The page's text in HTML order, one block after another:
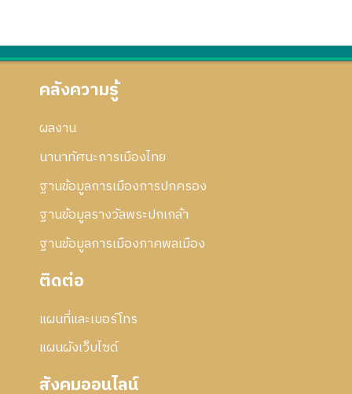
คลังความรู้
ผลงาน
นานาทัศนะการเมืองไทย
ฐานข้อมูลการเมืองการปกครอง
ฐานข้อมูลรางวัลพระปกเกล้า
ฐานข้อมูลการเมืองภาคพลเมือง
ติดต่อ
แผนที่และเบอร์โทร
แผนผังเว็บไซด์
สังคมออนไลน์